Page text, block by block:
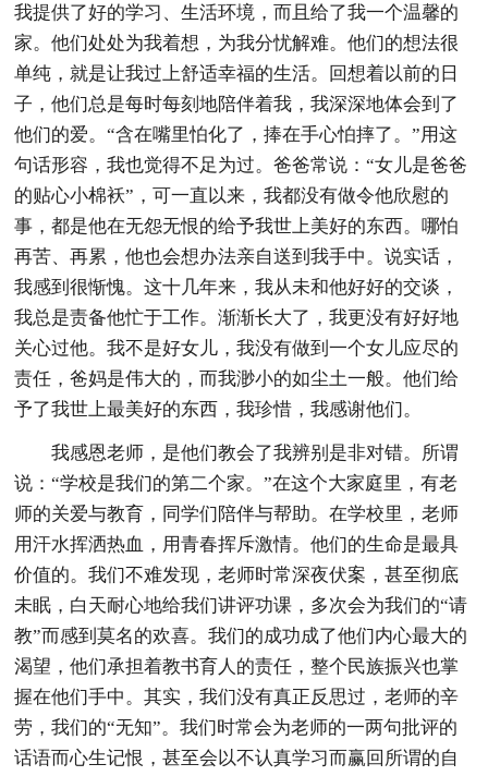
我提供了好的学习、生活环境，而且给了我一个温馨的
家。他们处处为我着想，为我分忧解难。他们的想法很
单纯，就是让我过上舒适幸福的生活。回想着以前的日
子，他们总是每时每刻地陪伴着我，我深深地体会到了
他们的爱。“含在嘴里怕化了，捧在手心怕摔了。”用这
句话形容，我也觉得不足为过。爸爸常说：“女儿是爸爸
的贴心小棉袄”，可一直以来，我都没有做令他欣慰的
事，都是他在无怨无恨的给予我世上美好的东西。哪怕
再苦、再累，他也会想办法亲自送到我手中。说实话，
我感到很惭愧。这十几年来，我从未和他好好的交谈，
我总是责备他忙于工作。渐渐长大了，我更没有好好地
关心过他。我不是好女儿，我没有做到一个女儿应尽的
责任，爸妈是伟大的，而我渺小的如尘土一般。他们给
予了我世上最美好的东西，我珍惜，我感谢他们。
我感恩老师，是他们教会了我辨别是非对错。所谓
说：“学校是我们的第二个家。”在这个大家庭里，有老
师的关爱与教育，同学们陪伴与帮助。在学校里，老师
用汗水挥洒热血，用青春挥斥激情。他们的生命是最具
价值的。我们不难发现，老师时常深夜伏案，甚至彻底
未眠，白天耐心地给我们讲评功课，多次会为我们的“请
教”而感到莫名的欢喜。我们的成功成了他们内心最大的
渴望，他们承担着教书育人的责任，整个民族振兴也掌
握在他们手中。其实，我们没有真正反思过，老师的辛
劳，我们的“无知”。我们时常会为老师的一两句批评的
话语而心生记恨，甚至会以不认真学习而赢回所谓的自